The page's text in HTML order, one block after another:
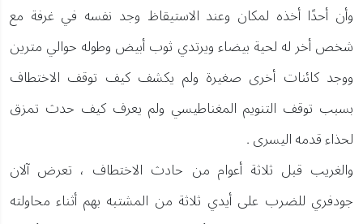
وأن أحدًا أخذه لمكان وعند الاستيقاظ وجد نفسه في غرفة مع
شخص أخر له لحية بيضاء ويرتدي ثوب أبيض وطوله حوالي مترين
ووجد كائنات أخرى صغيرة ولم يكشف كيف توقف الاختطاف
بسبب توقف التنويم المغناطيسي ولم يعرف كيف حدث تمزق
لحذاء قدمه اليسرى .
والغريب قبل ثلاثة أعوام من حادث الاختطاف ، تعرض آلان
جودفري للضرب على أيدي ثلاثة من المشتبه بهم أثناء محاولته